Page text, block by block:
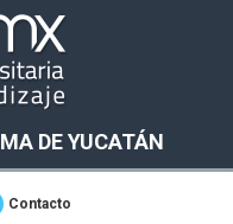
DE YUCATÁN
Contacto